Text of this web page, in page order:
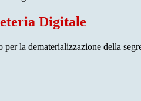
Digitale
per la dematerializzazione della